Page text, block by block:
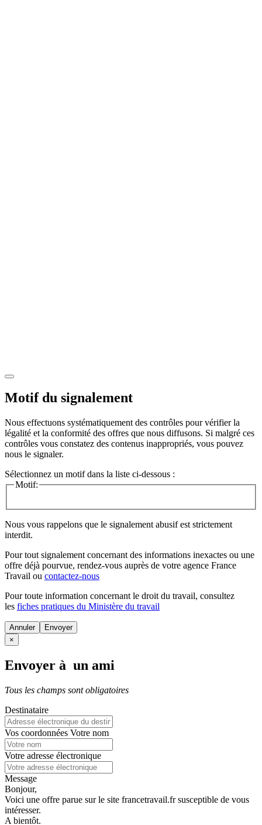
Motif du signalement
Nous effectuons systématiquement des contrôles pour vérifier la
légalité et la conformité des offres que nous diffusons. Si malgré ces
contrôles vous constatez des contenus inappropriés, vous pouvez
nous le signaler.
Sélectionnez un motif dans la liste ci-dessous :
Motif:
Nous vous rappelons que le signalement abusif est strictement
interdit.
Pour tout signalement concernant des informations inexactes ou une
offre déjà pourvue, rendez-vous auprès de votre agence France
Travail ou contactez-nous
Pour toute information concernant le droit du travail, consultez
les fiches pratiques du Ministère du travail
Annuler
×
Envoyer à un ami
Tous les champs sont obligatoires
Destinataire
Vos coordonnées Votre nom
Votre adresse électronique
Message
Bonjour,
Voici une offre parue sur le site francetravail.fr susceptible de vous
intéresser.
A bientôt.